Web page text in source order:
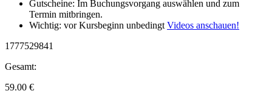
Gutscheine: Im Buchungsvorgang auswählen und zum
Termin mitbringen.
Wichtig: vor Kursbeginn unbedingtVideos anschauen!
1777529841
Gesamt:
59.00 €